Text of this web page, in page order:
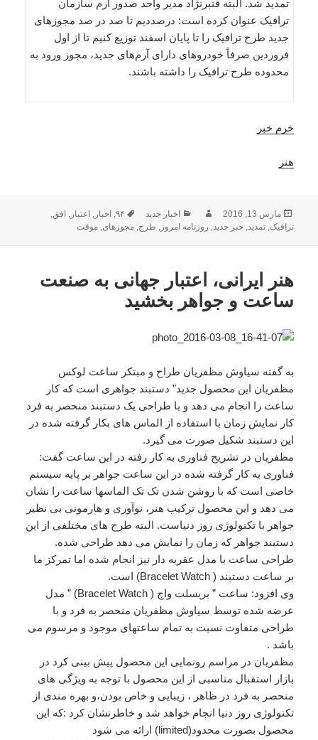
تمدید شد. البته قنبرنژاد مدیر واحد صدور آرم سازمان
ترافیک عنوان کرده است: درصددیم تا صد در صد مجوزهای
جدید طرح ترافیک را تا پایان اسفند توزیع کنیم تا از اول
فروردین صرفاً خودروهای دارای آرم‌های جدید، مجوز ورود به
محدوده طرح ترافیک را داشته باشند.
خرم خبر
هنر
ارسال
شده
مارس 13, 2016 نویسندهدسته‌ها
اخبار جدید برچسب‌ها
۹۴ ,اخبار ,اعتبار ,افق
ترافیک ,تمدید ,خبر جدید روزنامه امروز طرح ,مجوزهای ,موقت
هنر ایرانی، اعتبار جهانی به صنعت
ساعت و جواهر بخشید
به گفته سیاوش مظفریان طراح و مبتکر ساعت لوکس
مظفریان این محصول جدید” دستبند جواهری است که کار
ساعت را انجام می دهد و با طراحی یک دستبند منحصر به فرد
کار نمایش زمان با استفاده از الماس های بکار گرفته شده در
این دستبند شکیل صورت می گیرد.
مظفریان در تشریح فناوری به کار رفته در این ساعت گفت:
فناوری به کار گرفته شده در این ساعت جواهر بر پایه سیستم
خاصی است که با روشن شدن تک تک الماسها ساعت را نشان
می دهد و این محصول ترکیب هنر، نوآوری و هارمونی بی نظیر
جواهر با تکنولوژی روز دنیاست. البته طرح های مختلفی از این
دستبند جواهر که زمان را نمایش می دهد طراحی شده.
طراحی ساعت با مدل عقربه دار نیز انجام شده اما تمرکز ما
بر ساعت دستبند ( Bracelet Watch) است.
وی افزود: ساعت ” بریسلت واچ ( Bracelet Watch) ” مدل
عرضه شده توسط سیاوش مظفریان منحصر به فرد و با
طراحی متفاوت نسبت به تمام ساعتهای موجود و مرسوم می
باشد .
مظفریان در مراسم رونمایی این محصول پیش بینی کرد در
بازار استقبال مناسبی از این محصول با توجه به ویژگی های
منحصر به فرد در ظاهر ، زیبایی و خاص بودن،و بهره مندی از
تکنولوژی روز دنیا انجام خواهد شد و خاطرنشان کرد :که این
محصول بصورت محدود(limited) ارائه می شود